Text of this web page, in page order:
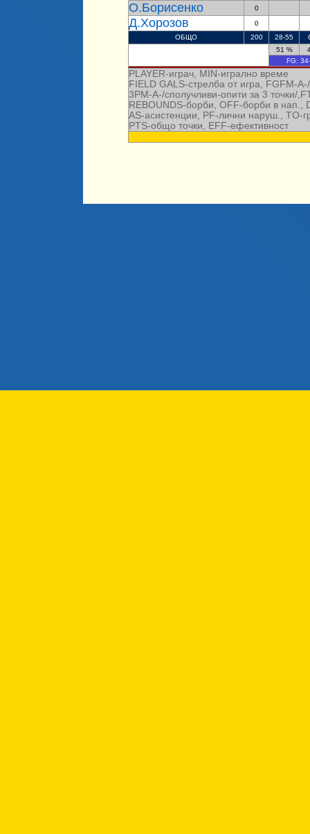
О.Борисенко 0
Д.Хорозов
0
ОБЩО
200 28-55
51 %
FG:
PLAYER-играч, MIN-игрално време
FIELD GALS-стрелба от игра, FGFM-
3PM-A-/сполучливи-опити за 3 точки/
REBOUNDS-борби, OFF-борби в
AS-асистенции, PF-лични наруш., TO-
PTS-общо точки, EFF-ефективност